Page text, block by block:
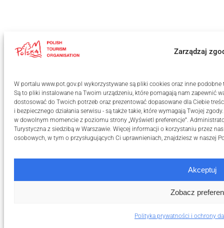
Zarządzaj
W portalu www.pot.gov.pl wykorzystywane są pliki cookies oraz inne
Są to pliki instalowane na Twoim urządzeniu, które pomagają nam zapewnić
dostosować do Twoich potrzeb oraz prezentować dopasowane dla Ciebie
i bezpiecznego działania serwisu - są także takie, które wymagają Twojej
w dowolnym momencie z poziomu strony „Wyświetl preferencje”.
Turystyczna z siedzibą w Warszawie. Więcej informacji o korzystaniu przez
osobowych, w tym o przysługujących Ci uprawnieniach, znajdziesz w naszej
Akceptuj
Zobacz
Polityka prywatności i ochrony